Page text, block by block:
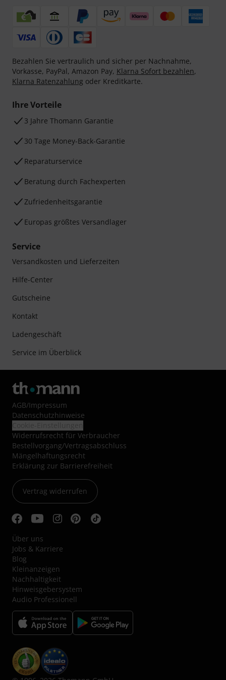
Bezahlen Sie vertraulich und sicher per Nachnahme,
Vorkasse, PayPal, Amazon Pay, Klarna Sofort bezahlen,
Klarna Ratenzahlung oder Kreditkarte.
Ihre Vorteile
3 Jahre Thomann Garantie
30 Tage Money-Back-Garantie
Reparaturservice
Beratung durch Fachexperten
Zufriedenheitsgarantie
Europas größtes Versandlager
Service
Versandkosten und Lieferzeiten
Hilfe-Center
Gutscheine
Kontakt
Ladengeschäft
Service im Überblick
AGB/Impressum
Datenschutzhinweise
Widerrufsrecht für Verbraucher
Bestellvorgang/Vertragsabschluss
Mängelhaftungsrecht
Erklärung zur Barrierefreiheit
Vertrag widerrufen
Über uns
Jobs & Karriere
Blog
Kleinanzeigen
Nachhaltigkeit
Hinweisgebersystem
Audio Professionell